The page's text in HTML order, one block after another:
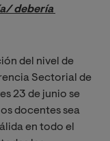
debería
del nivel de
Sectorial de
23 de junio se
docentes sea
en todo el